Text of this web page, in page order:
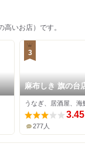
いお店）です。
3
麻布しき 旗の台
うなぎ、居酒屋、海
3.45
277人